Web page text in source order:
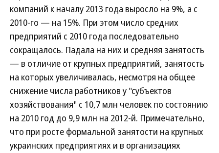
компаний к началу 2013 года выросло на 9%, а с
2010-го — на 15%. При этом число средних
предприятий с 2010 года последовательно
сокращалось. Падала на них и средняя занятость
— в отличие от крупных предприятий, занятость
на которых увеличивалась, несмотря на общее
снижение числа работников у "субъектов
хозяйствования" с 10,7 млн человек по состоянию
на 2010 год до 9,9 млн на 2012-й. Примечательно,
что при росте формальной занятости на крупных
украинских предприятиях и в организациях